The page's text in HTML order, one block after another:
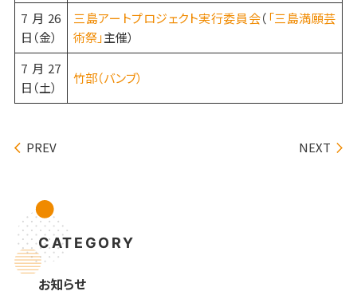
7月26
日（金）
三島アートプロジェクト実行委員会（「三島満願芸
術祭」主催）
7月27
日（土）
竹部（バンブ）
NEXT
PREV
CATEGORY
お知らせ